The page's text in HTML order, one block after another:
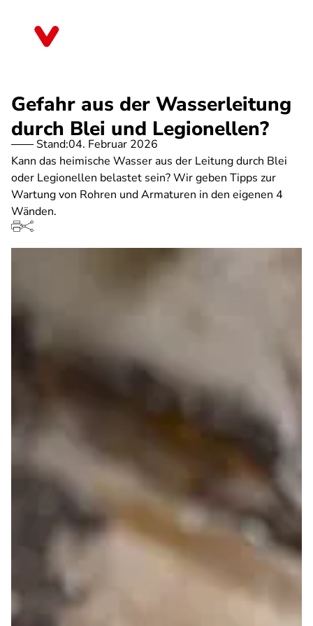
Gefahr aus der Wasserleitung
durch Blei und Legionellen?
Stand:04. Februar 2026
Kann das heimische Wasser aus der Leitung durch Blei
oder Legionellen belastet sein? Wir geben Tipps zur
Wartung von Rohren und Armaturen in den eigenen 4
Wänden.